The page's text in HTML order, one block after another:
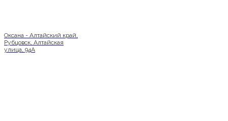
Оксана - Алтайский край,
Рубцовск, Алтайская
улица, 94А